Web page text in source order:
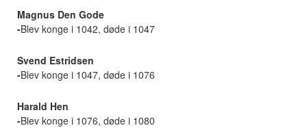
Magnus Den Gode
-Blev konge i 1042, døde i 1047
Svend Estridsen
-Blev konge i 1047, døde i 1076
Harald Hen
-Blev konge i 1076, døde i 1080